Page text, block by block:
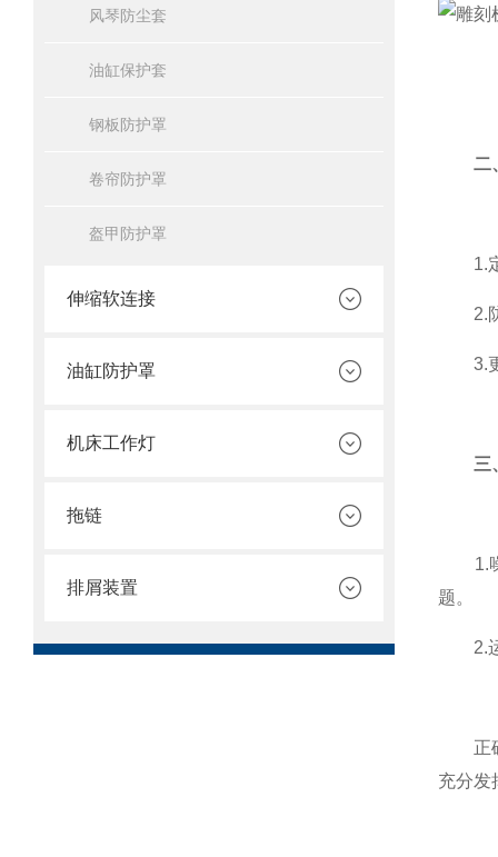
风琴防尘套
油缸保护套
钢板防护罩
卷帘防护罩
盔甲防护罩
伸缩软连接
油缸防护罩
机床工作灯
拖链
排屑装置
二
1.定
2.防
3.更
三
1.噪
题。
2.运
正确
充分发